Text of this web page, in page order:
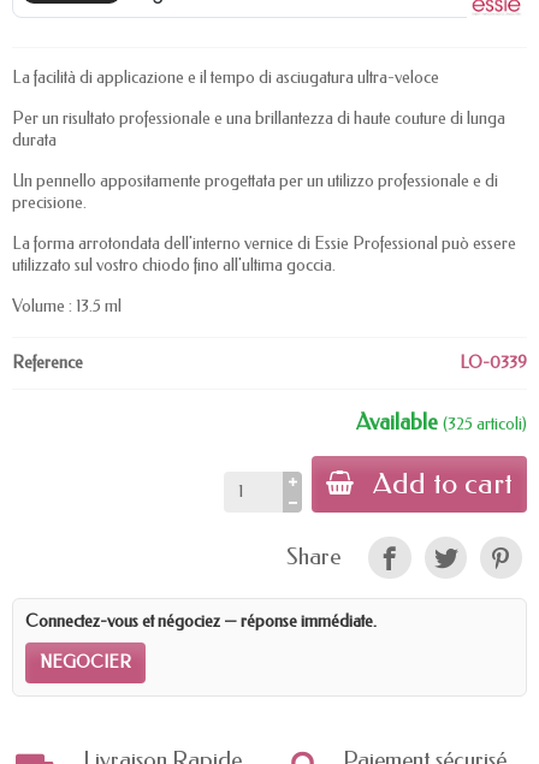
La facilità di applicazione e il tempo di asciugatura ultra-veloce
Per un risultato professionale e una brillantezza di haute couture di lunga
durata
Un pennello appositamente progettata per un utilizzo professionale e di
precisione.
La forma arrotondata dell'interno vernice di Essie Professional può essere
utilizzato sul vostro chiodo fino all'ultima goccia.
Volume : 13.5 ml
Reference LO-0339
Available (325 articoli)
Add to cart
Share
Connectez-vous et négociez — réponse immédiate.
NEGOCIER